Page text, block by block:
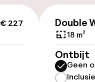
€ 227 Double
18 m²
Ontbijt
Geen